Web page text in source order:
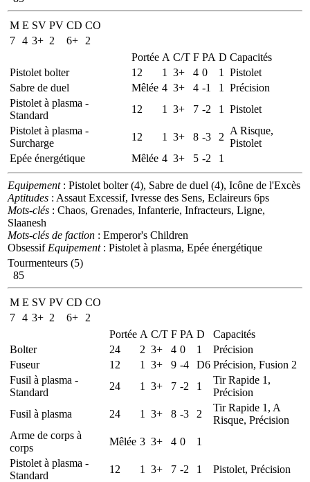
M E SV PV CD CO
7 4 3+ 2 6+
2
Portée A C/T F PA D Capacités
Pistolet bolter
12 1 3+ 4 0 1
Pistolet
Sabre de duel
Mêlée 4 3+ 4 -1 1
Précision
Pistolet à plasma -
Standard
12 1 3+ 7 -2 1
Pistolet
Pistolet à plasma -
Surcharge
12 1 3+ 8 -3 2
A Risque,
Pistolet
Epée énergétique
Mêlée 4 3+ 5 -2 1
Equipement: Pistolet bolter (4), Sabre de duel (4), Icône de l'Excès
Aptitudes : Assaut Excessif, Ivresse des Sens, Eclaireurs 6ps
Mots-clés : Chaos, Grenades, Infanterie, Infracteurs, Ligne,
Slaanesh
Mots-clés de faction : Emperor's Children
Obsessif Equipement: Pistolet à plasma, Epée énergétique
Tourmenteurs (5)
85
M E SV PV CD CO
7 4 3+ 2 6+
2
Portée A C/T F PA D
Capacités
Bolter
24 2 3+ 4 0 1
Précision
Fuseur
12 1 3+ 9 -4 D6 Précision, Fusion 2
Fusil à plasma -
Standard
24 1 3+ 7 -2 1
Tir Rapide 1,
Précision
Fusil à plasma
24 1 3+ 8 -3 2
Tir Rapide 1, A
Risque, Précision
Arme de corps à
corps
Mêlée 3 3+ 4 0
1
Pistolet à plasma -
Standard
12 1 3+ 7 -2 1
Pistolet, Précision